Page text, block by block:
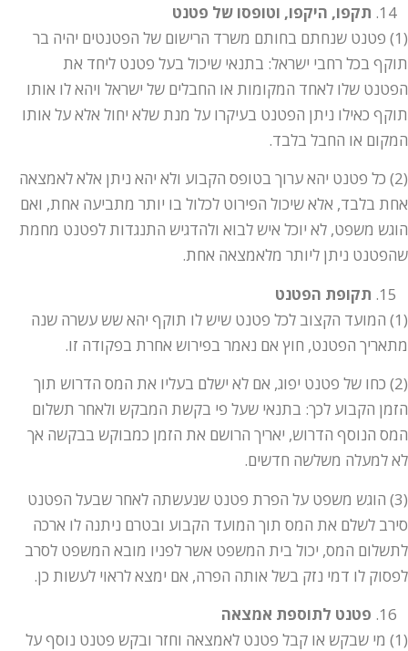
תקפו, היקפו, וטופסו של פטנט
(1) פטנט שנחתם בחותם משרד הרישום של הפטנטים יהיה בר
תוקף בכל רחבי ישראל: בתנאי שיכול בעל פטנט ליחד את
הפטנט שלו לאחד המקומות או החבלים של ישראל ויהא לו אותו
תוקף כאילו ניתן הפטנט בעיקרו על מנת שלא יחול אלא על אותו
המקום או החבל בלבד.
(2) כל פטנט יהא ערוך בטופס הקבוע ולא יהא ניתן אלא לאמצאה
אחת בלבד, אלא שיכול הפירוט לכלול בו יותר מתביעה אחת, ואם
הוגש משפט, לא יוכל איש לבוא ולהדגיש התנגדות לפטנט מחמת
שהפטנט ניתן ליותר מלאמצאה אחת.
תקופת הפטנט
(1) המועד הקצוב לכל פטנט שיש לו תוקף יהא שש עשרה שנה
מתאריך הפטנט, חוץ אם נאמר בפירוש אחרת בפקודה זו.
(2) כחו של פטנט יפוג, אם לא ישלם בעליו את המס הדרוש תוך
הזמן הקבוע לכך: בתנאי שעל פי בקשת המבקש ולאחר תשלום
המס הנוסף הדרוש, יאריך הרושם את הזמן כמבוקש בבקשה אך
לא למעלה משלשה חדשים.
(3) הוגש משפט על הפרת פטנט שנעשתה לאחר שבעל הפטנט
סירב לשלם את המס תוך המועד הקבוע ובטרם ניתנה לו ארכה
לתשלום המס, יכול בית המשפט אשר לפניו מובא המשפט לסרב
לפסוק לו דמי נזק בשל אותה הפרה, אם ימצא לראוי לעשות כן.
פטנט לתוספת אמצאה
(1) מי שבקש או קבל פטנט לאמצאה וחזר ובקש פטנט נוסף על